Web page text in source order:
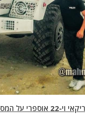
*- מסוק מטוס אמריקאי וי-22